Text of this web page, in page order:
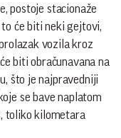
postoje stacionaže
će biti neki gejtovi,
vozila kroz
biti obračunavana na
što je najpravedniji
se bave naplatom
toliko kilometara